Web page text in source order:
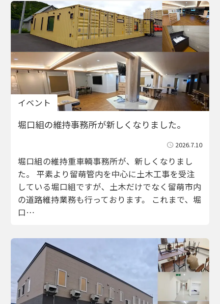
イベント
堀口組の維持事務所が新しくなりました。
2026.7.10
堀口組の維持重車輌事務所が、新しくなりまし
た。 平素より留萌管内を中心に土木工事を受注
している堀口組ですが、土木だけでなく留萌市内
の道路維持業務も行っております。 これまで、堀
口…